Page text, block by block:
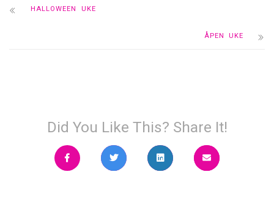
HALLOWEEN UKE
ÅPEN UKE
Did You Like This? Share It!